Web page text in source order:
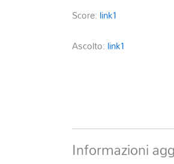
Score: link1
Ascolto: link1
Informazioni